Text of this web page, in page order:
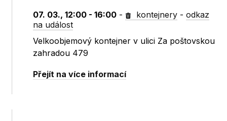
07. 03., 12:00 - 16:00 - kontejnery -odkaz
na událost
Velkoobjemový kontejner v ulici Za poštovskou
zahradou 479
Přejít na více informací